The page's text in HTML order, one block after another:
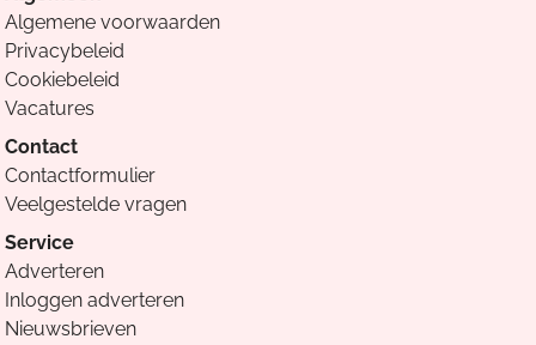
Algemene voorwaarden
Privacybeleid
Cookiebeleid
Vacatures
Contact
Contactformulier
Veelgestelde vragen
Service
Adverteren
Inloggen adverteren
Nieuwsbrieven